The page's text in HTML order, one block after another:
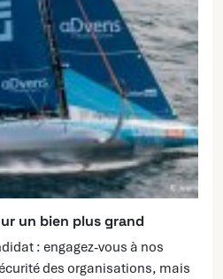
un bien plus grand
: engagez-vous à nos
des organisations, mais